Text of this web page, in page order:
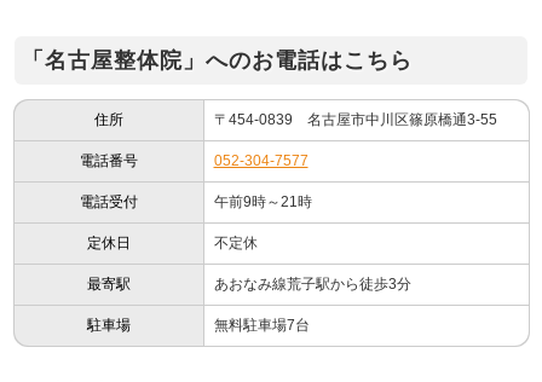
「名古屋整体院」へのお電話はこちら
住所 〒454-0839 名古屋市中川区篠原橋通3-55
電話番号 052-304-7577
電話受付 午前9時～21時
定休日 不定休
最寄駅 あおなみ線荒子駅から徒歩3分
駐車場 無料駐車場7台